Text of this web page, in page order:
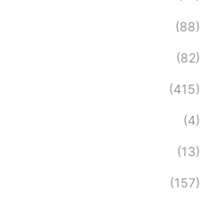
(88)
(82)
(415)
(4)
(13)
(157)